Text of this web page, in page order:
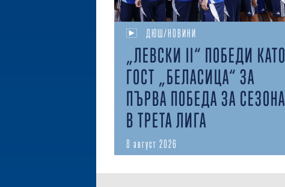
ДЮШ/НОВИНИ
„ЛЕВСКИ II“ ПОБЕДИ КАТО
ГОСТ „БЕЛАСИЦА“ ЗА
ПЪРВА ПОБЕДА ЗА СЕЗОНА
В ТРЕТА ЛИГА
8 август 2026